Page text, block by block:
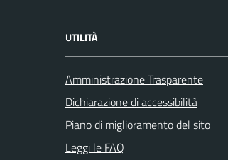
UTILITÀ
Amministrazione Trasparente
Dichiarazione di accessibilità
Piano di miglioramento del sito
Leggi le FAQ